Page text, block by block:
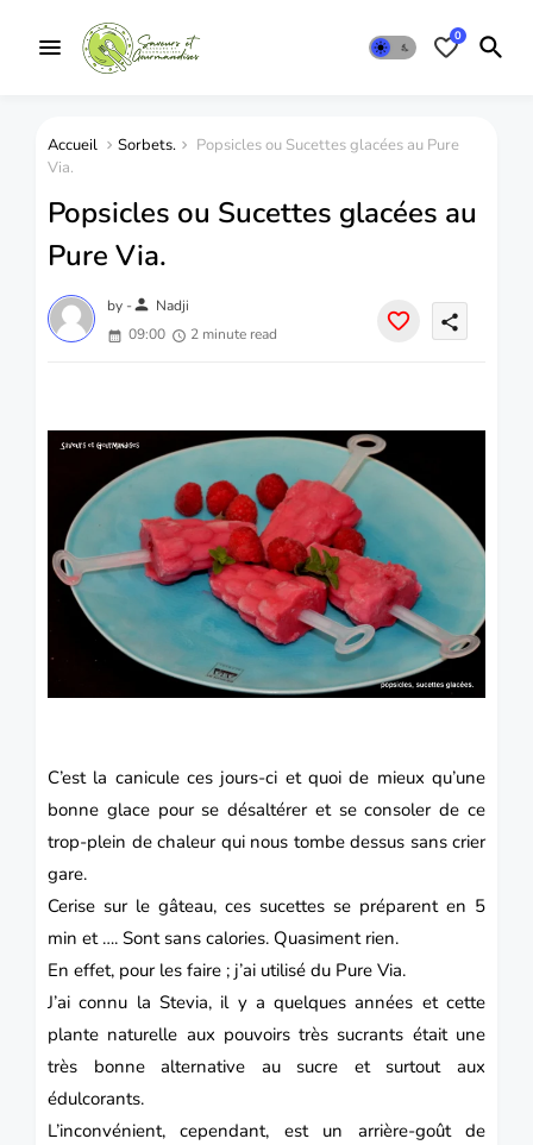
0
Accueil Sorbets.
Popsicles ou Sucettes glacées au Pure
Via.
Popsicles ou Sucettes glacées au
Pure Via.
by -person Nadji
09:00
2 minute read
share
C’est la canicule ces jours-ci et quoi de mieux qu’une
bonne glace pour se désaltérer et se consoler de ce
trop-plein de chaleur qui nous tombe dessus sans crier
gare.
Cerise sur le gâteau, ces sucettes se préparent en 5
min et …. Sont sans calories. Quasiment rien.
En effet, pour les faire ; j’ai utilisé du Pure Via.
J’ai connu la Stevia, il y a quelques années et cette
plante naturelle aux pouvoirs très sucrants était une
très bonne alternative au sucre et surtout aux
édulcorants.
L’inconvénient, cependant, est un arrière-goût de